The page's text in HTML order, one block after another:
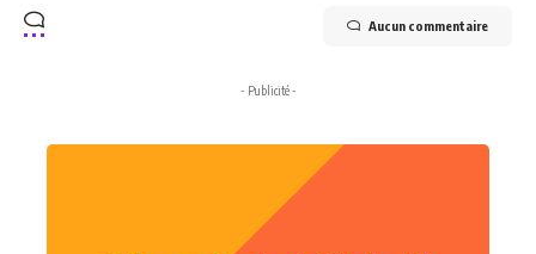
Aucun commentaire
- Publicité -